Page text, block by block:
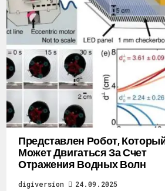
Представлен Робот,
Может Двигаться За Счет
Отражения Водных Волн
digiversion 24.09.2025